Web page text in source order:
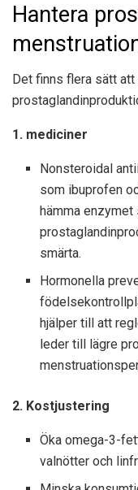
Hantera
Det finns flera sätt
1. mediciner
Nonsteroidal
som ibuprofen
hämma
smärta.
Hormonella
hjälper till att
leder till lägre
2. Kostjustering
Öka omega-3-
valnötter och